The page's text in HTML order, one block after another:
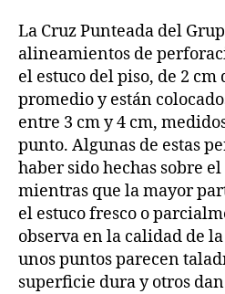
La Cruz Punteada del
alineamientos de
el estuco del piso, de 2
promedio y están
entre 3 cm y 4 cm,
punto. Algunas de estas
haber sido hechas sobre el
mientras que la mayor
el estuco fresco o
observa en la calidad de
unos puntos parecen
superficie dura y otros